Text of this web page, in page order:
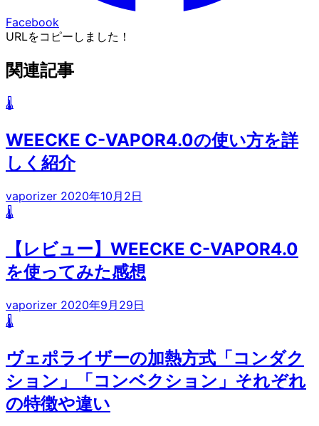
Facebook
URLをコピーしました！
関連記事
🌡️
WEECKE C-VAPOR4.0の使い方を詳
しく紹介
vaporizer 2020年10月2日
🌡️
【レビュー】WEECKE C-VAPOR4.0
を使ってみた感想
vaporizer 2020年9月29日
🌡️
ヴェポライザーの加熱方式「コンダク
ション」「コンベクション」それぞれ
の特徴や違い